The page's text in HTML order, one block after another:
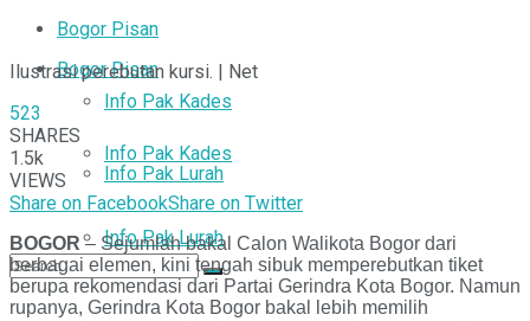
Bogor Pisan
Info Pak Kades
Info Pak Lurah
Bogor Pisan
Info Pak Kades
Info Pak Lurah
Ilustrasi perebutan kursi. | Net
523
SHARES
1.5k
VIEWS
Share on FacebookShare on Twitter
BOGOR– Sejumlah bakal Calon Walikota Bogor dari
berbagai elemen, kini tengah sibuk memperebutkan tiket
berupa rekomendasi dari Partai Gerindra Kota Bogor. Namun
rupanya, Gerindra Kota Bogor bakal lebih memilih